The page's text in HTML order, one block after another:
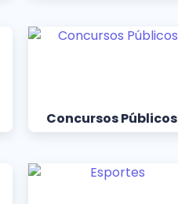
Concursos Públicos